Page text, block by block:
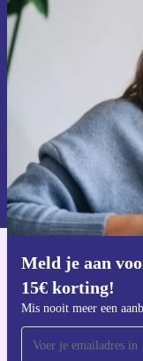
Meld je aan
15€ korting!
Mis nooit meer een
Mis
Informatie over het
privacybeleid